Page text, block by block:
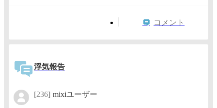
コメント
浮気報告
[236] mixiユーザー